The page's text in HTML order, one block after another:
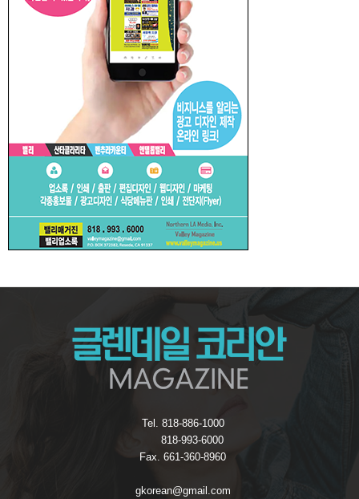
Tel. 818-886-1000
818-993-6000
Fax. 661-360-8960
gkorean@gmail.com